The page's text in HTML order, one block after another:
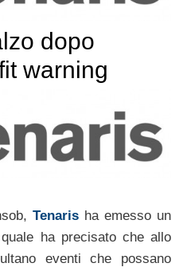
dopo
warning
Tenaris ha emesso un
ha precisato che allo
eventi che possano